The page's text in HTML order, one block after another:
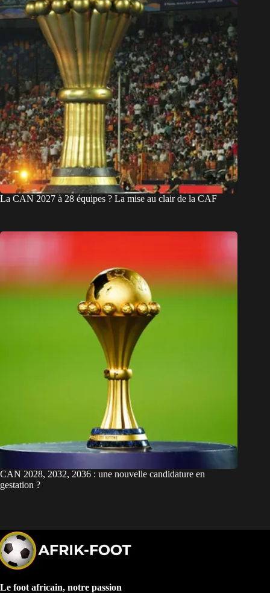
La CAN 2027 à 28 équipes ? La mise au clair de la CAF
CAN 2028, 2032, 2036 : une nouvelle candidature en
gestation ?
Le foot africain, notre passion